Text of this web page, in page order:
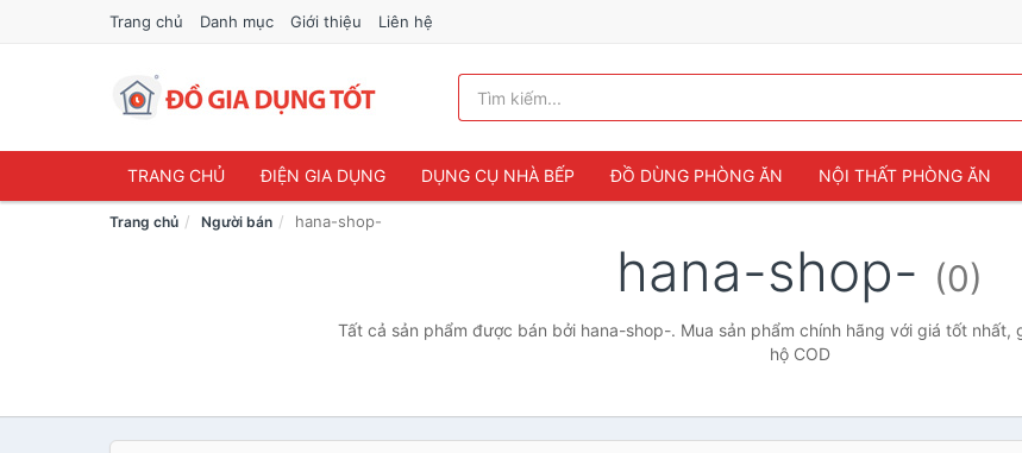
Trang chủ Danh mục Giới thiệu Liên hệ
TRANG CHỦ ĐIỆN GIA DỤNG DỤNG CỤ NHÀ BẾP ĐỒ DÙNG PHÒNG ĂN NỘI THẤT PHÒNG ĂN
Trang chủ Người bán hana-shop-
hana-shop- (0)
Tất cả sản phẩm được bán bởi hana-shop-. Mua sản phẩm chính hãng với giá tốt nhất,
hộ COD